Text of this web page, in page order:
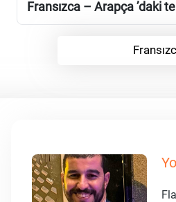
Fransızca – Arapça ’daki